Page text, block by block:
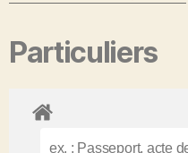
Particuliers